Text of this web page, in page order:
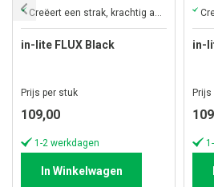
Creëert een strak, krachtig accentlicht voor hoge tuinobjecten.
in-lite FLUX Black
Prijs per stuk
109,00
1-2 werkdagen
In Winkelwagen
in-